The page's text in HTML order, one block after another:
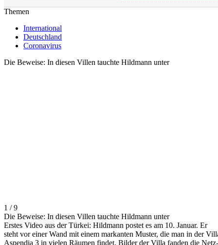
Themen
International
Deutschland
Coronavirus
Die Beweise: In diesen Villen tauchte Hildmann unter
1 / 9
Die Beweise: In diesen Villen tauchte Hildmann unter
Erstes Video aus der Türkei: Hildmann postet es am 10. Januar. Er
steht vor einer Wand mit einem markanten Muster, die man in der
Aspendia 3 in vielen Räumen findet. Bilder der Villa fanden die Netz-